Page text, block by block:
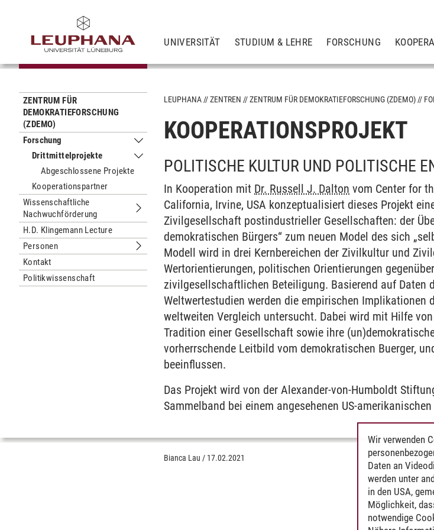
UNIVERSITÄT STUDIUM & LEHRE FORSCHUNG
ZENTRUM FÜR
DEMOKRATIEFORSCHUNG
(ZDEMO)
Forschung
Untermenu Forschung
Drittmittelprojekte
Untermenu Drittmittelprojekte
Abgeschlossene Projekte
Kooperationspartner
Wissenschaftliche
Nachwuchförderung
Untermenu Wissenschaftliche Nachwuchförderung
H.D. Klingemann Lecture
Personen
Untermenu Personen
Kontakt
Politikwissenschaft
LEUPHANA ZENTREN ZENTRUM FÜR DEMOKRATIEFORSCHUNG (ZDEMO)
KOOPERATIONSPROJEKT
POLITISCHE KULTUR UND POLITISCHE
In Kooperation mit Dr. Russell J. Dalton vom Center for
California, Irvine, USA konzeptualisiert dieses Projekt
Zivilgesellschaft postindustrieller Gesellschaften: der
demokratischen Bürgers“ zum neuen Model des sich
Modell wird in drei Kernbereichen der Zivilkultur und
Wertorientierungen, politischen Orientierungen
zivilgesellschaftlichen Beteiligung. Basierend auf Daten
Weltwertestudien werden die empirischen Implikationen
weltweiten Vergleich untersucht. Dabei wird mit Hilfe
Tradition einer Gesellschaft sowie ihre
vorherrschende Leitbild vom demokratischen Buerger,
beeinflussen.
Das Projekt wird von der Alexander-von-Humboldt
Sammelband bei einem angesehenen US-
Bianca Lau / 17.02.2021
Wir verwenden
Daten an
werden unter
in den USA,
Möglichkeit,
notwendige